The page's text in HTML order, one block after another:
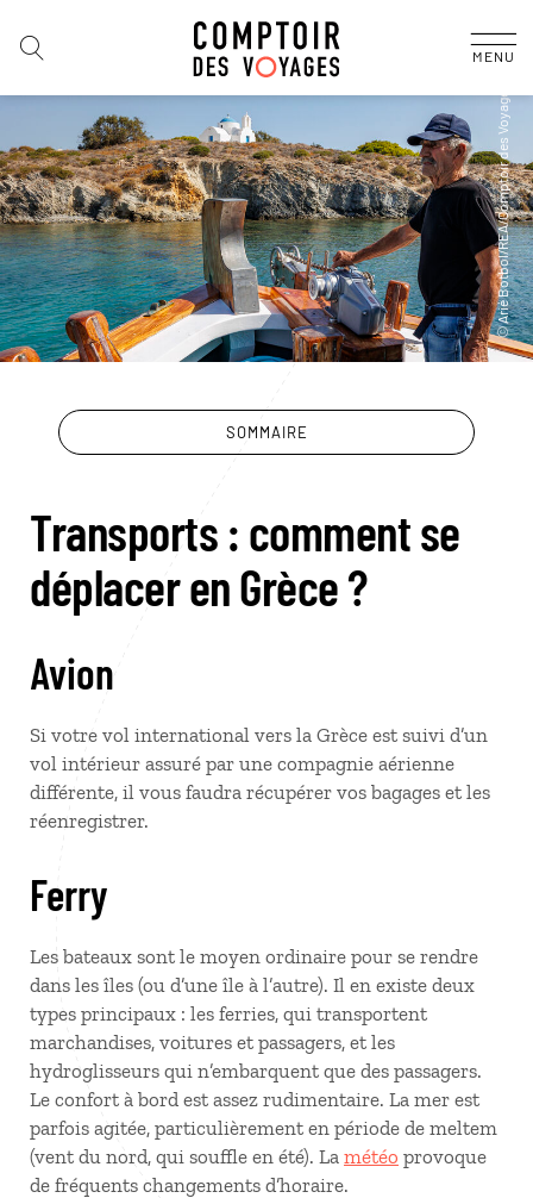
MENU
SOMMAIRE
Transports : comment se
déplacer en Grèce ?
Avion
Si votre vol international vers la Grèce est suivi d’un
vol intérieur assuré par une compagnie aérienne
différente, il vous faudra récupérer vos bagages et les
réenregistrer.
Ferry
Les bateaux sont le moyen ordinaire pour se rendre
dans les îles (ou d’une île à l’autre). Il en existe deux
types principaux : les ferries, qui transportent
marchandises, voitures et passagers, et les
hydroglisseurs qui n’embarquent que des passagers.
Le confort à bord est assez rudimentaire. La mer est
parfois agitée, particulièrement en période de meltem
(vent du nord, qui souffle en été). La météo provoque
de fréquents changements d’horaire.